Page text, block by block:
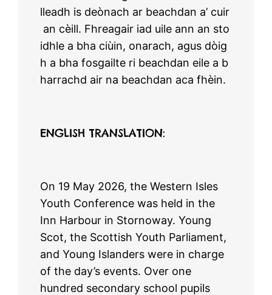
lleadh is deònach ar beachdan a’ cuir
an cèill. Fhreagair iad uile ann an sto
idhle a bha ciùin, onarach, agus dòig
h a bha fosgailte ri beachdan eile a b
harrachd air na beachdan aca fhèin.
ENGLISH TRANSLATION:
On 19 May 2026, the Western Isles
Youth Conference was held in the
Inn Harbour in Stornoway. Young
Scot, the Scottish Youth Parliament,
and Young Islanders were in charge
of the day’s events. Over one
hundred secondary school pupils